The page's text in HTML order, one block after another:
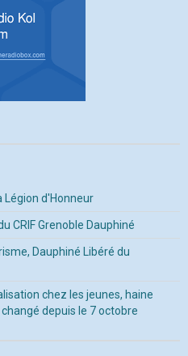
Légion d'Honneur
CRIF Grenoble Dauphiné
Dauphiné Libéré du
chez les jeunes, haine
depuis le 7 octobre